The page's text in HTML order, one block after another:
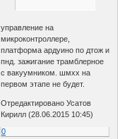
управление на
микроконтроллере,
платформа ардуино по дтож и
пнд. зажигание трамблерное
с вакуумником. шмхх на
первом этапе не будет.
Отредактировано Усатов
Кирилл (28.06.2015 10:45)
0